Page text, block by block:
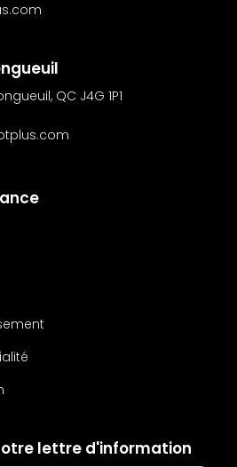
QC J4G 1P1
lettre d'information